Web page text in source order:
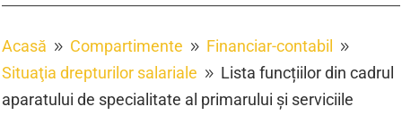
Acasă 9 Compartimente 9 Financiar-contabil 9
Situaţia drepturilor salariale 9 Lista funcțiilor din cadrul
aparatului de specialitate al primarului și serviciile